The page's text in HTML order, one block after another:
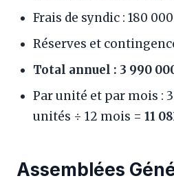
Frais de syndic : 180
Réserves et
Total annuel : 3 990
Par unité et par mois :
unités ÷ 12 mois = 11
Assemblées